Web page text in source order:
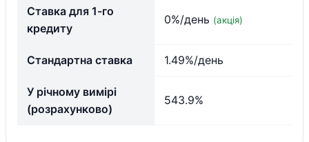
Ставка для 1-го
кредиту
0%/день (акція)
Стандартна ставка 1.49%/день
У річному вимірі
(розрахунково)
543.9%